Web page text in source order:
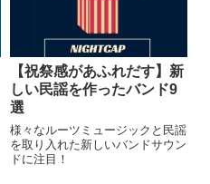
【祝祭感があふれだす】新
しい民謡を作ったバンド9
選
様々なルーツミュージックと民謡
を取り入れた新しいバンドサウン
ドに注目！